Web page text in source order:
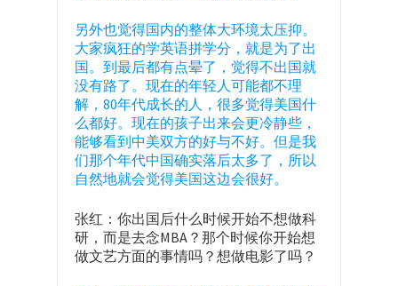
另外也觉得国内的整体大环境太压抑。
大家疯狂的学英语拼学分，就是为了出
国。到最后都有点晕了，觉得不出国就
没有路了。现在的年轻人可能都不理
解，80年代成长的人，很多觉得美国什
么都好。现在的孩子出来会更冷静些，
能够看到中美双方的好与不好。但是我
们那个年代中国确实落后太多了，所以
自然地就会觉得美国这边会很好。
张红：你出国后什么时候开始不想做科
研，而是去念MBA？那个时候你开始想
做文艺方面的事情吗？想做电影了吗？